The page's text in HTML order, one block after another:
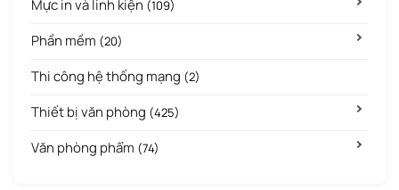
Mực in và linh kiện (109)
Phần mềm (20)
Thi công hệ thống mạng (2)
Thiết bị văn phòng (425)
Văn phòng phẩm (74)